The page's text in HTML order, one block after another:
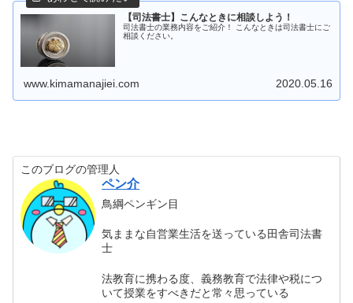
【司法書士】こんなときに相談しよう！
司法書士の業務内容をご紹介！ こんなときは司法書士にご
相談ください。
www.kimamanajiei.com 2020.05.16
このブログの管理人
ペン介
鳥綱ペンギン目
気ままな自営業生活を送っている田舎司法書
士
法教育に携わる度、義務教育で法律や税につ
いて授業をすべきだと常々思っている